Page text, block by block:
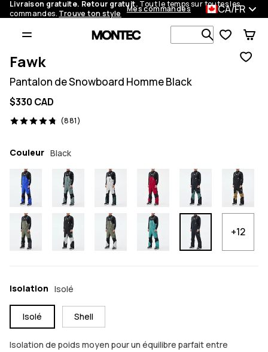
Livraison gratuite. Retour gratuit. Tout le temps sur toutes les
commandes. Trouve ton style Mes commandes CA/FR
Recherche
Fawk
Pantalon de Snowboard Homme Black
$330 CAD
(881)
881 avis, 4.8/5
Couleur Black
+12
Isolation Isolé
Isolé Shell
Isolation de poids moyen pour un équilibre parfait entre